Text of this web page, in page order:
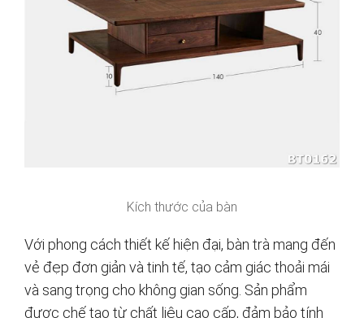
Kích thước của bàn
Với phong cách thiết kế hiện đại, bàn trà mang đến
vẻ đẹp đơn giản và tinh tế, tạo cảm giác thoải mái
và sang trọng cho không gian sống. Sản phẩm
được chế tạo từ chất liệu cao cấp, đảm bảo tính